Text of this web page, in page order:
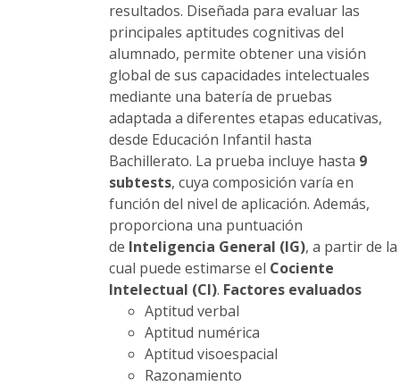
resultados. Diseñada para evaluar las
principales aptitudes cognitivas del
alumnado, permite obtener una visión
global de sus capacidades intelectuales
mediante una batería de pruebas
adaptada a diferentes etapas educativas,
desde Educación Infantil hasta
Bachillerato. La prueba incluye hasta 9
subtests, cuya composición varía en
función del nivel de aplicación. Además,
proporciona una puntuación
de Inteligencia General (IG), a partir de la
cual puede estimarse el Cociente
Intelectual (CI). Factores evaluados
Aptitud verbal
Aptitud numérica
Aptitud visoespacial
Razonamiento